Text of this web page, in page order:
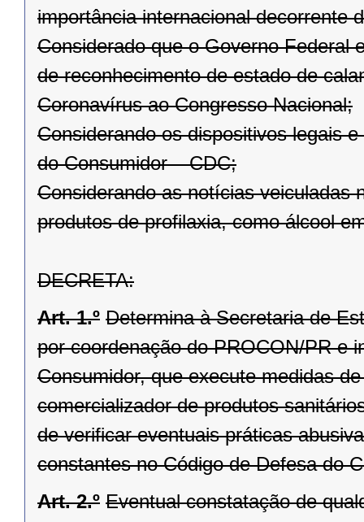
importância internacional decorrente
Considerado que o Governo Federal
de reconhecimento de estado de
Coronavírus ao Congresso Nacional;
Considerando os dispositivos legais
do Consumidor – CDC;
Considerando as notícias veiculadas
produtos de profilaxia, como álcool
DECRETA:
Art. 1.º Determina à Secretaria de
por coordenação do PROCON/PR e
Consumidor, que execute medidas
comercializador de produtos
de verificar eventuais práticas
constantes no Código de Defesa do
Art. 2.º Eventual constatação de